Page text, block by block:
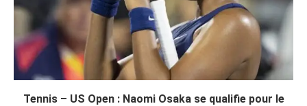
Tennis – US Open : Naomi Osaka se qualifie pour le